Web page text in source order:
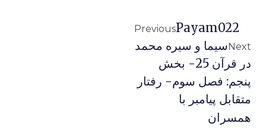
PreviousPayam022
Nextسیما و سیره محمد
در قرآن 25- بخش
پنجم: فصل سوم- رفتار
متقابل پيامبر با
همسران